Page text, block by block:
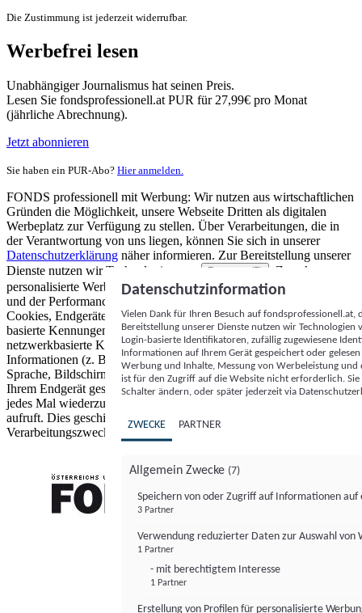
Die Zustimmung ist jederzeit widerrufbar.
Werbefrei lesen
Unabhängiger Journalismus hat seinen Preis.
Lesen Sie fondsprofessionell.at PUR für 27,99€ pro Monat
(jährliche Abrechnung).
Jetzt abonnieren
Sie haben ein PUR-Abo? Hier anmelden.
FONDS professionell mit Werbung: Wir nutzen aus wirtschaftlichen
Gründen die Möglichkeit, unsere Webseite Dritten als digitalen
Werbeplatz zur Verfügung zu stellen. Über Verarbeitungen, die in
der Verantwortung von uns liegen, können Sie sich in unserer
Datenschutzerklärung näher informieren. Zur Bereitstellung unserer
Dienste nutzen wir Technologien von
Partnern (5)
. Zwecke:
personalisierte Werbung und Inhalte, Messung von Werbeleistung
und der Performance von Inhalten sowie Zielgruppenforschung.
Cookies, Endgeräte- oder ähnliche Online-Kennungen (z. B. login-
basierte Kennungen, zufällig generierte Kennungen,
netzwerkbasierte Kennungen) können zusammen mit anderen
Informationen (z. B. Browsertyp und Browserinformationen,
Sprache, Bildschirmgröße, unterstützte Technologien usw.) auf
Ihrem Endgerät gespeichert oder von dort ausgelesen werden, um es
jedes Mal wiederzuerkennen, wenn es eine App oder einer Webseite
aufruft. Dies geschieht für einen oder mehrere der hier aufgeführten
Verarbeitungszwecke.
Datenschutzinformation
Vielen Dank für Ihren Besuch auf
Bereitstellung unserer Dienste nutzen wir Technologien
Login-basierte Identifikatoren, zufällig zugewiesene
Informationen auf Ihrem Gerät gespeichert oder
Werbung und Inhalte, Messung von Werbeleistung
ist für den Zugriff auf die Website nicht erforderlich.
Schalter ändern, oder später jederzeit via
ZWECKE PARTNER
Allgemein Zwecke (7)
Speichern von oder Zugriff auf Informationen auf
3 Partner
Verwendung reduzierter Daten zur Auswahl von
1 Partner
- mit berechtigtem Interesse
1 Partner
Erstellung von Profilen für personalisierte
FONDS professionell